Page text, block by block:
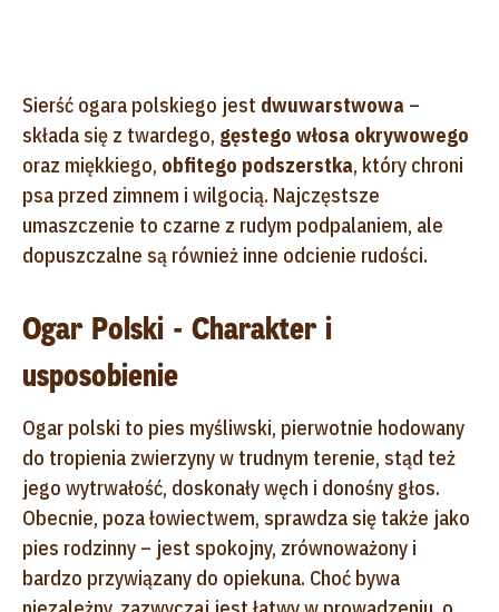
Sierść ogara polskiego jest dwuwarstwowa –
składa się z twardego, gęstego włosa okrywowego
oraz miękkiego, obfitego podszerstka, który chroni
psa przed zimnem i wilgocią. Najczęstsze
umaszczenie to czarne z rudym podpalaniem, ale
dopuszczalne są również inne odcienie rudości.
Ogar Polski - Charakter i
usposobienie
Ogar polski to pies myśliwski, pierwotnie hodowany
do tropienia zwierzyny w trudnym terenie, stąd też
jego wytrwałość, doskonały węch i donośny głos.
Obecnie, poza łowiectwem, sprawdza się także jako
pies rodzinny – jest spokojny, zrównoważony i
bardzo przywiązany do opiekuna. Choć bywa